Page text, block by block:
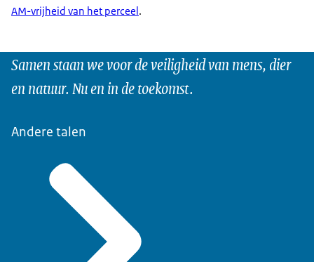
AM-vrijheid van het perceel.
Samen staan we voor de veiligheid van mens, dier
en natuur. Nu en in de toekomst.
Andere talen